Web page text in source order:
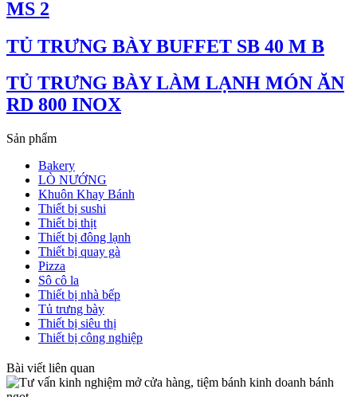
MS 2
TỦ TRƯNG BÀY BUFFET SB 40 M B
TỦ TRƯNG BÀY LÀM LẠNH MÓN ĂN
RD 800 INOX
Sản phẩm
Bakery
LÒ NƯỚNG
Khuôn Khay Bánh
Thiết bị sushi
Thiết bị thịt
Thiết bị đông lạnh
Thiết bị quay gà
Pizza
Sô cô la
Thiết bị nhà bếp
Tủ trưng bày
Thiết bị siêu thị
Thiết bị công nghiệp
Bài viết liên quan